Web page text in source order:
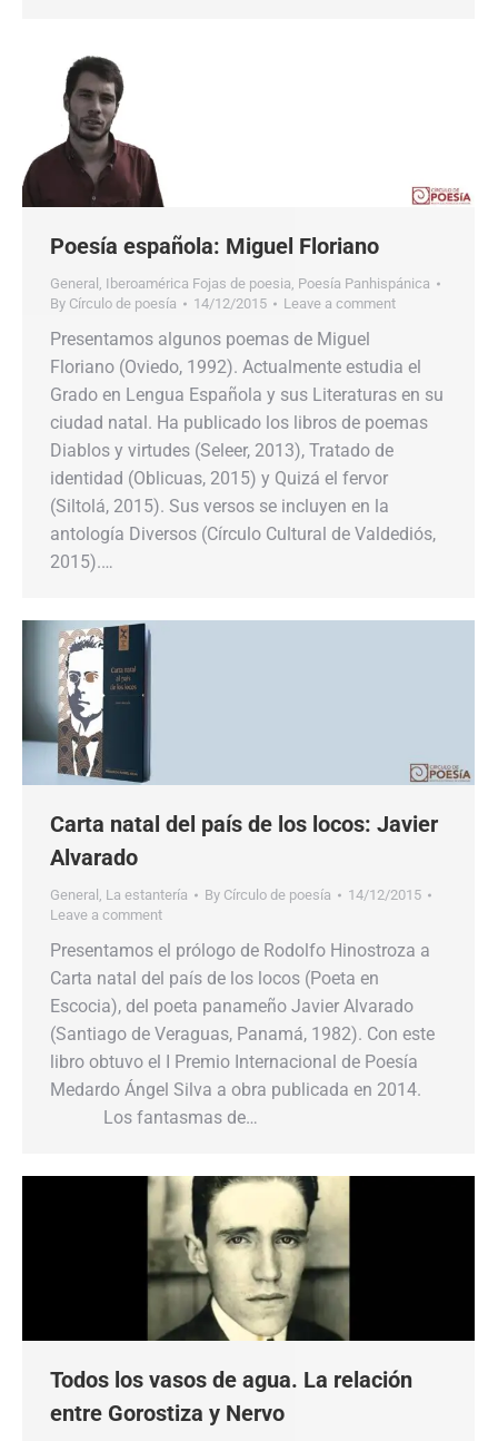
Poesía española: Miguel Floriano
General , Iberoamérica Fojas de poesia, Poesía Panhispánica
By Círculo de poesía 14/12/2015 Leave a comment
Presentamos algunos poemas de Miguel
Floriano (Oviedo, 1992). Actualmente estudia el
Grado en Lengua Española y sus Literaturas en su
ciudad natal. Ha publicado los libros de poemas
Diablos y virtudes (Seleer, 2013), Tratado de
identidad (Oblicuas, 2015) y Quizá el fervor
(Siltolá, 2015). Sus versos se incluyen en la
antología Diversos (Círculo Cultural de Valdediós,
2015).…
Carta natal del país de los locos: Javier
Alvarado
General , La estantería By Círculo de poesía
14/12/2015
Leave a comment
Presentamos el prólogo de Rodolfo Hinostroza a
Carta natal del país de los locos (Poeta en
Escocia), del poeta panameño Javier Alvarado
(Santiago de Veraguas, Panamá, 1982). Con este
libro obtuvo el I Premio Internacional de Poesía
Medardo Ángel Silva a obra publicada en 2014.
Los fantasmas de…
Todos los vasos de agua. La relación
entre Gorostiza y Nervo